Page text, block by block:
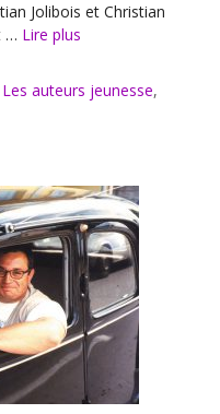
Jolibois et Christian
… Lire plus
Les auteurs jeunesse,